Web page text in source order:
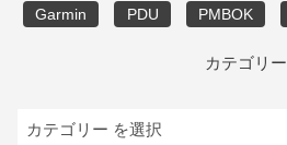
Garmin PDU PMBOK
カテゴリー